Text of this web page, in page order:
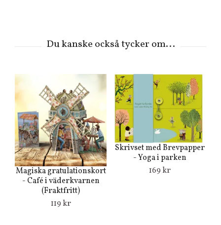
Magiska gratulationskort
- Café i väderkvarnen
(Fraktfritt)
119 kr
Skrivset med Brevpapper
- Yoga i parken
169 kr